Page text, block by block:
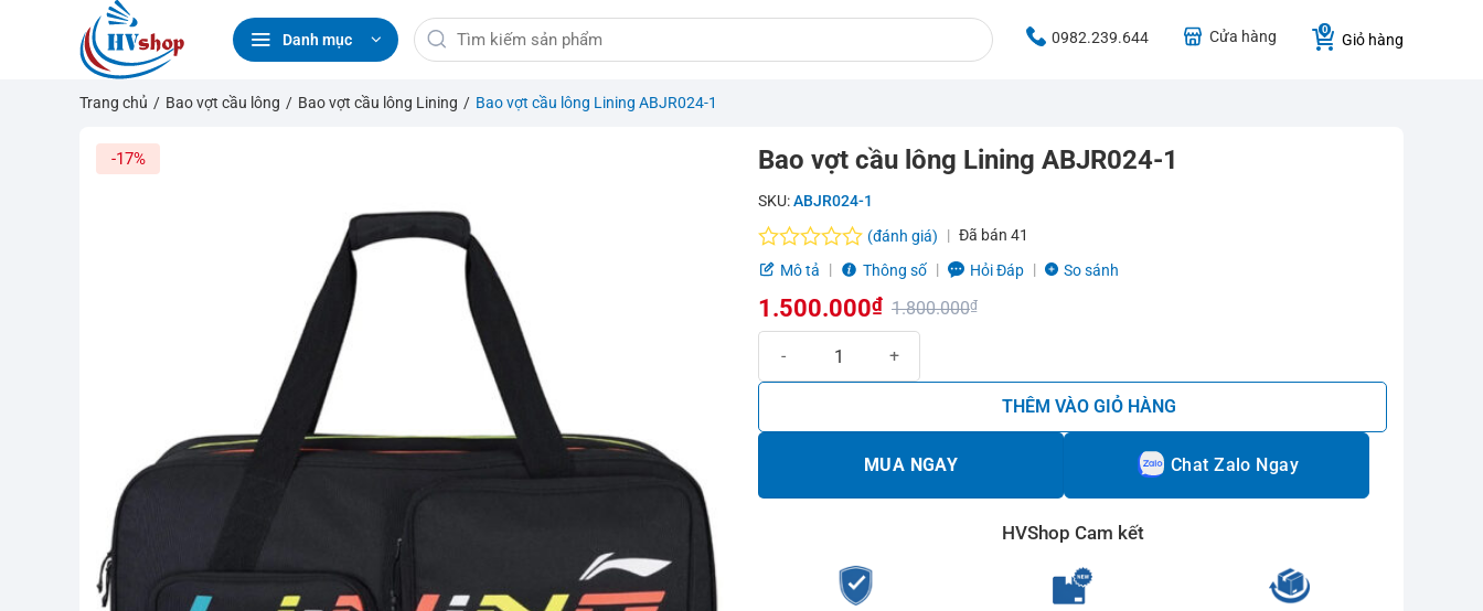
Danh mục
Tìm
kiếm:
0982.239.644 Cửa hàng Giỏ hàng
Trang chủ / Bao vợt cầu lông / Bao vợt cầu lông Lining / Bao vợt cầu lông Lining ABJR024-1
-17% Bao vợt cầu lông Lining ABJR024-1
SKU:ABJR024-1
Được
hạng
0.0
(đánh giá) Đã bán41
Mô tả
Thông số Hỏi Đáp So sánh
1.800.000₫
Giá
gốc
1.800.000₫.
1.500.000₫
Giá
hiện
1.500.000₫.
THÊM VÀO GIỎ HÀNG
MUA NGAY Chat Zalo Ngay
HVShop Cam kết